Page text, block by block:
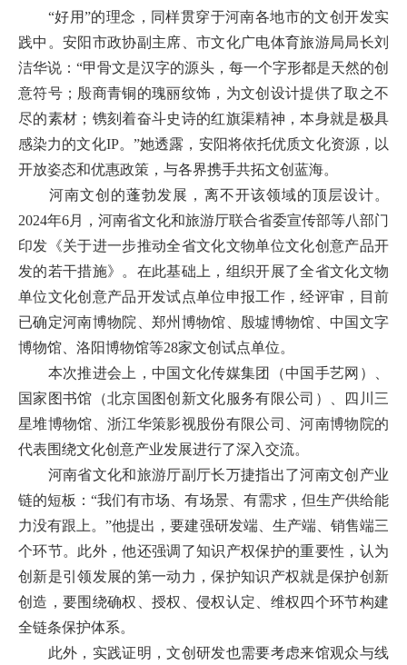
“好用”的理念，同样贯穿于河南各地市的文创开发实
践中。安阳市政协副主席、市文化广电体育旅游局局长刘
洁华说：“甲骨文是汉字的源头，每一个字形都是天然的创
意符号；殷商青铜的瑰丽纹饰，为文创设计提供了取之不
尽的素材；镌刻着奋斗史诗的红旗渠精神，本身就是极具
感染力的文化IP。”她透露，安阳将依托优质文化资源，以
开放姿态和优惠政策，与各界携手共拓文创蓝海。
河南文创的蓬勃发展，离不开该领域的顶层设计。
2024年6月，河南省文化和旅游厅联合省委宣传部等八部门
印发《关于进一步推动全省文化文物单位文化创意产品开
发的若干措施》。在此基础上，组织开展了全省文化文物
单位文化创意产品开发试点单位申报工作，经评审，目前
已确定河南博物院、郑州博物馆、殷墟博物馆、中国文字
博物馆、洛阳博物馆等28家文创试点单位。
本次推进会上，中国文化传媒集团（中国手艺网）、
国家图书馆（北京国图创新文化服务有限公司）、四川三
星堆博物馆、浙江华策影视股份有限公司、河南博物院的
代表围绕文化创意产业发展进行了深入交流。
河南省文化和旅游厅副厅长万捷指出了河南文创产业
链的短板：“我们有市场、有场景、有需求，但生产供给能
力没有跟上。”他提出，要建强研发端、生产端、销售端三
个环节。此外，他还强调了知识产权保护的重要性，认为
创新是引领发展的第一动力，保护知识产权就是保护创新
创造，要围绕确权、授权、侵权认定、维权四个环节构建
全链条保护体系。
此外，实践证明，文创研发也需要考虑来馆观众与线